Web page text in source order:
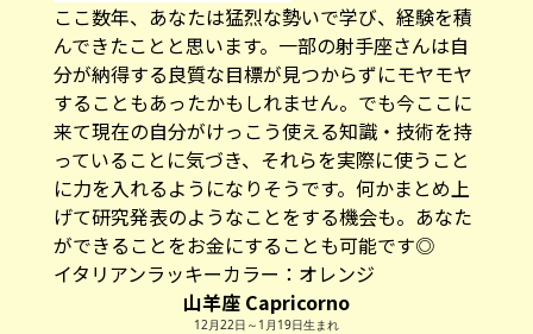
ここ数年、あなたは猛烈な勢いで学び、経験を積
んできたことと思います。一部の射手座さんは自
分が納得する良質な目標が見つからずにモヤモヤ
することもあったかもしれません。でも今ここに
来て現在の自分がけっこう使える知識・技術を持
っていることに気づき、それらを実際に使うこと
に力を入れるようになりそうです。何かまとめ上
げて研究発表のようなことをする機会も。あなた
ができることをお金にすることも可能です◎
イタリアンラッキーカラー： オレンジ
山羊座 Capricorno
12月22日～1月19日生まれ